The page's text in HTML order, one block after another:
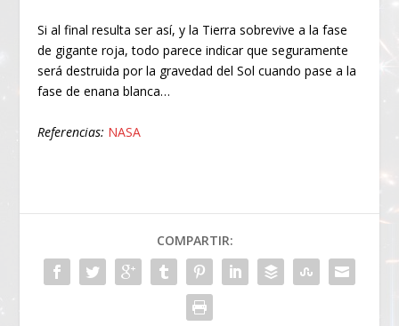
Si al final resulta ser así, y la Tierra sobrevive a la fase
de gigante roja, todo parece indicar que seguramente
será destruida por la gravedad del Sol cuando pase a la
fase de enana blanca…
Referencias: NASA
COMPARTIR: